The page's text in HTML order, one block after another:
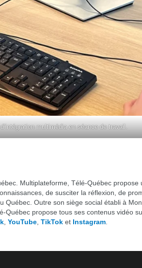
multimédia en séance de travail.
Multiplateforme, Télé-Québec propose
de susciter la réflexion, de
Outre son siège social établi à
propose tous ses contenus vidéo
, YouTube, TikTok et Instagram.